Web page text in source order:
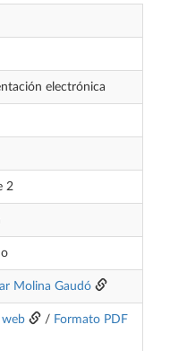
electrónica
2
Molina Gaudó
web / Formato PDF